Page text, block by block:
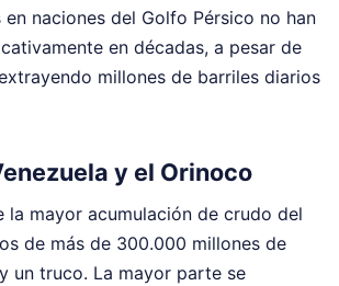
naciones del Golfo Pérsico no han
en décadas, a pesar de
millones de barriles diarios
y el Orinoco
la mayor acumulación de crudo del
de más de 300.000 millones de
un truco. La mayor parte se